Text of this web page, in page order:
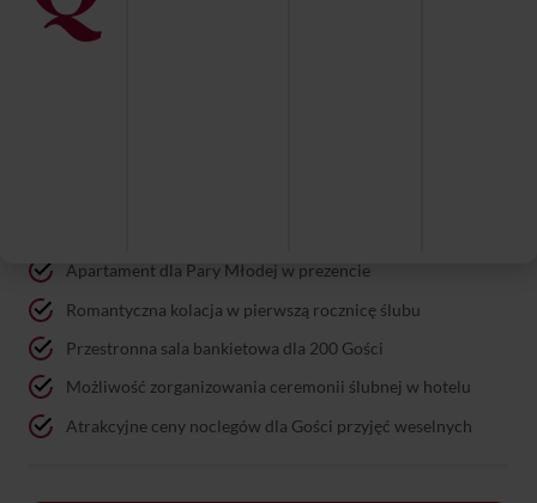
Apartament dla Pary Młodej w prezencie
Romantyczna kolacja w pierwszą rocznicę ślubu
Przestronna sala bankietowa dla 200 Gości
Możliwość zorganizowania ceremonii ślubnej w hotelu
Atrakcyjne ceny noclegów dla Gości przyjęć weselnych